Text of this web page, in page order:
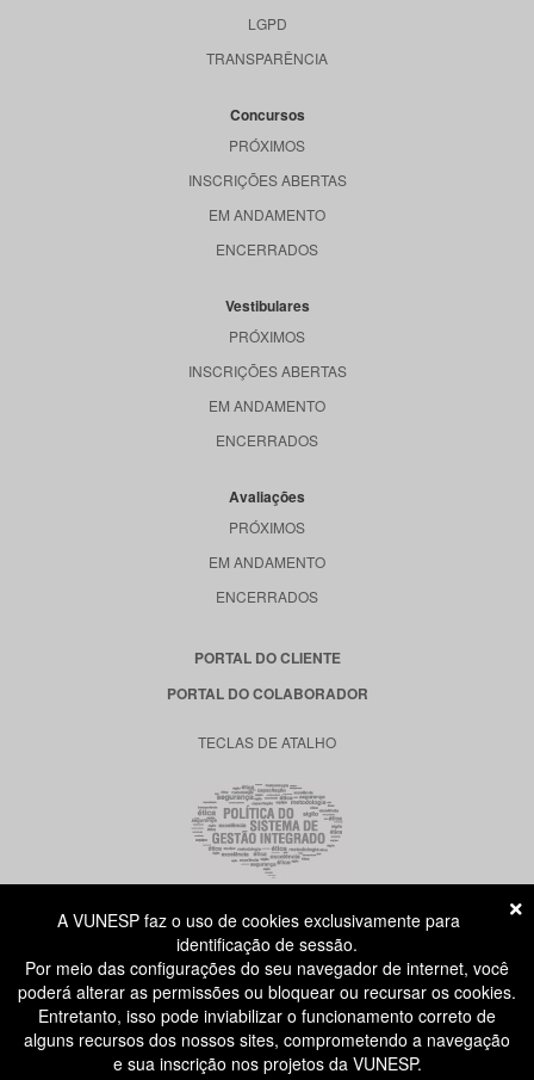
LGPD
TRANSPARÊNCIA
Concursos
PRÓXIMOS
INSCRIÇÕES ABERTAS
EM ANDAMENTO
ENCERRADOS
Vestibulares
PRÓXIMOS
INSCRIÇÕES ABERTAS
EM ANDAMENTO
ENCERRADOS
Avaliações
PRÓXIMOS
EM ANDAMENTO
ENCERRADOS
PORTAL DO CLIENTE
PORTAL DO COLABORADOR
TECLAS DE ATALHO
RUA DONA GERMAINE BURCHARD, 515
ÁGUA BRANCA - SÃO PAULO SP
CEP: 05002-062
ATENDIMENTO AO CANDIDATO
A VUNESP faz o uso de cookies exclusivamente para
identificação de sessão.
Por meio das configurações do seu navegador de internet, você
poderá alterar as permissões ou bloquear ou recursar os cookies.
Entretanto, isso pode inviabilizar o funcionamento correto de
alguns recursos dos nossos sites, comprometendo a navegação
e sua inscrição nos projetos da VUNESP.